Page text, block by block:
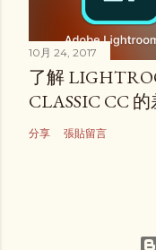
10月 24, 2017
了解
CLASSIC CC
分享 張貼留言